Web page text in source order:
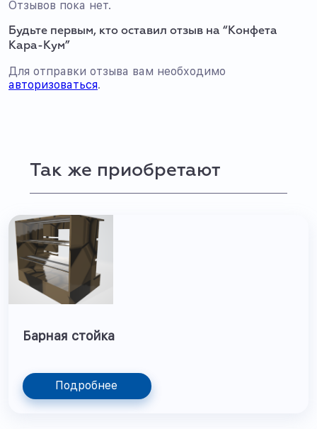
Отзывов пока нет.
Будьте первым, кто оставил отзыв на “Конфета
Кара-Кум”
Для отправки отзыва вам необходимо
авторизоваться.
Так же приобретают
Барная стойка
Подробнее